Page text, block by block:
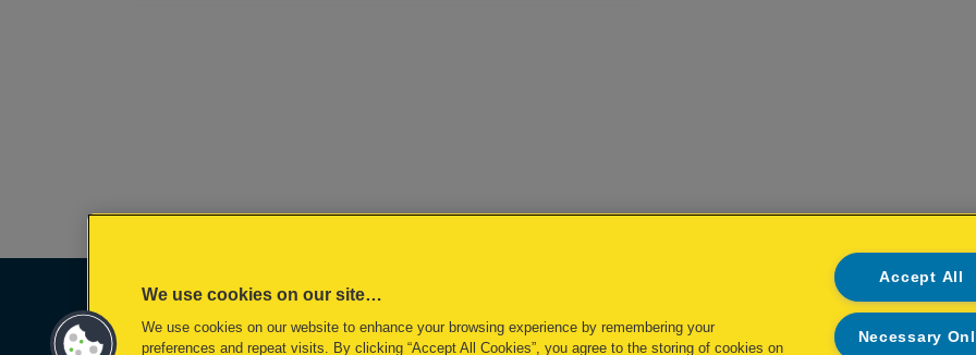
We use cookies on our site…
We use cookies on our website to enhance your browsing experience by remembering your
preferences and repeat visits. By clicking “Accept All Cookies”, you agree to the storing of cookies on
Accept All
Necessary